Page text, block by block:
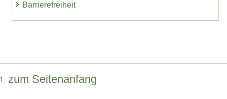
Barrierefreiheit
zum Seitenanfang